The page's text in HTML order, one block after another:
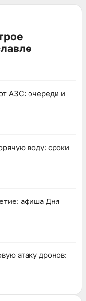
АЗС: очереди и
воду: сроки
афиша Дня
атаку дронов: